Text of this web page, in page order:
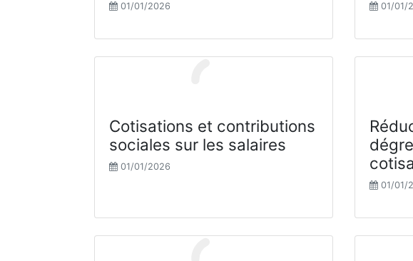
01/01/2026 01/01/
Cotisations et contributions
sociales sur les salaires
01/01/2026
01/01/